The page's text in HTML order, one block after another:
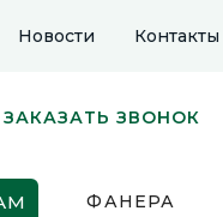
Новости Контакты
ЗАКАЗАТЬ ЗВОНОК
ФАНЕРА